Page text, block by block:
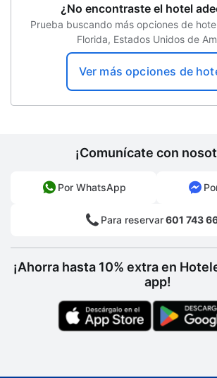
¿No encontraste el hotel
Prueba buscando más opciones de
Florida, Estados Unidos de
Ver más opciones de
¡Comunícate con
Por WhatsApp
Para reservar601 743
¡Ahorra hasta 10% extra en
app!